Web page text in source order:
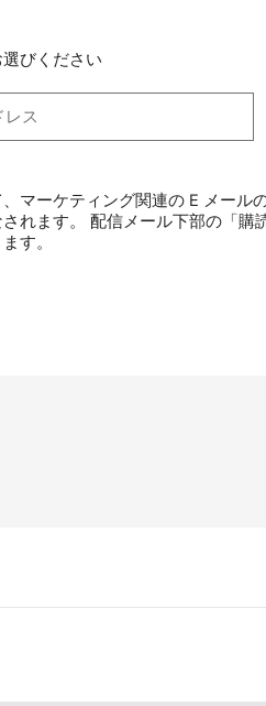
びください
マーケティング関連の E メール
れます。 配信メール下部の「購
す。